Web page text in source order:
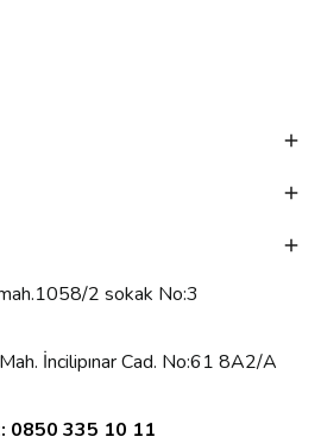
2 sokak No:3
İncilipınar Cad. No:61 8A2/A
0850 335 10 11